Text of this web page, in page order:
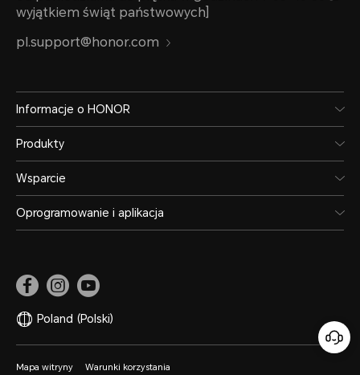
wyjątkiem świąt państwowych]
pl.support@honor.com
Informacje o HONOR
Produkty
Wsparcie
Oprogramowanie i aplikacja
Poland (Polski)
Mapa witryny
Warunki korzystania